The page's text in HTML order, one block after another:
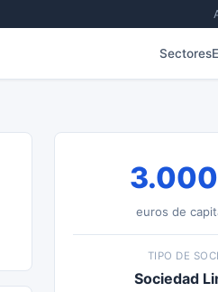
Sectores
euros de
TIPO DE
Sociedad